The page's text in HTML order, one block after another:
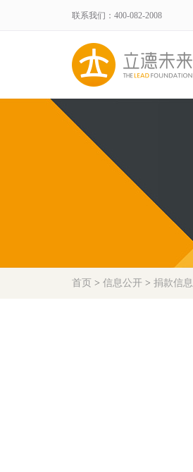
联系我们：400-082-2008
首页 > 信息公开 > 捐款信息